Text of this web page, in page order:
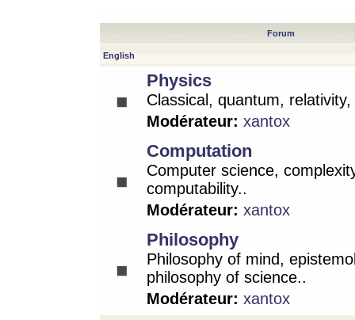
Forum
English
Physics
Classical, quantum,
Modérateur: xantox
Computation
Computer science,
computability..
Modérateur: xantox
Philosophy
Philosophy of mind,
philosophy of science..
Modérateur: xantox